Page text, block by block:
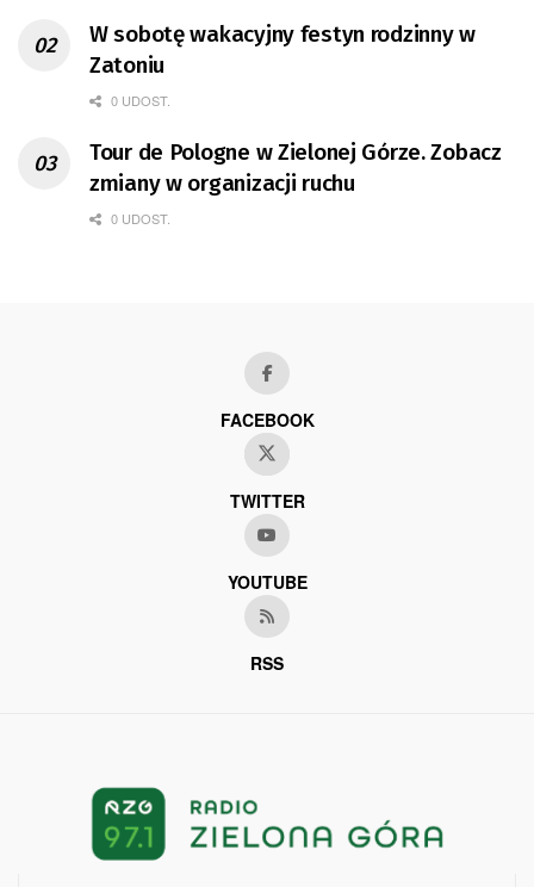
W sobotę wakacyjny festyn rodzinny w
Zatoniu
0 UDOST.
Tour de Pologne w Zielonej Górze. Zobacz
zmiany w organizacji ruchu
0 UDOST.
FACEBOOK
TWITTER
YOUTUBE
RSS